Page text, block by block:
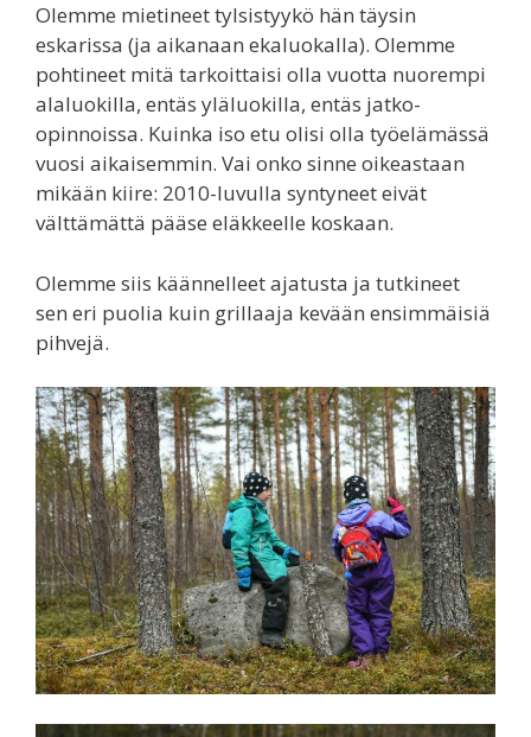
Olemme mietineet tylsistyykö hän täysin
eskarissa (ja aikanaan ekaluokalla). Olemme
pohtineet mitä tarkoittaisi olla vuotta nuorempi
alaluokilla, entäs yläluokilla, entäs jatko-
opinnoissa. Kuinka iso etu olisi olla työelämässä
vuosi aikaisemmin. Vai onko sinne oikeastaan
mikään kiire: 2010-luvulla syntyneet eivät
välttämättä pääse eläkkeelle koskaan.
Olemme siis käännelleet ajatusta ja tutkineet
sen eri puolia kuin grillaaja kevään ensimmäisiä
pihvejä.